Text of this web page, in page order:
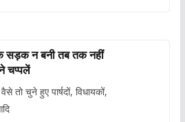
सड़क न बनी तब तक नहीं
चप्पलें
चुने हुए पार्षदों, विधायकों,